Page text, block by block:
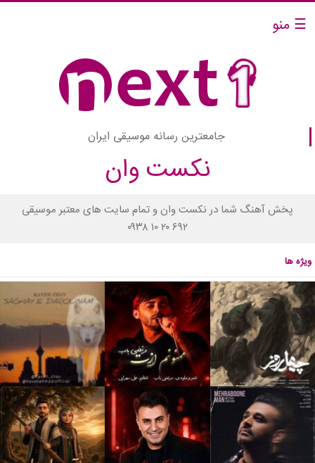
☰ منو
جامعترین رسانه موسیقی ایران
نکست وان
پخش آهنگ شما در نکست وان و تمام سایت های معتبر موسیقی
۰۹۳۸ ۱۰ ۲۰ ۶۹۲
ویژه ها